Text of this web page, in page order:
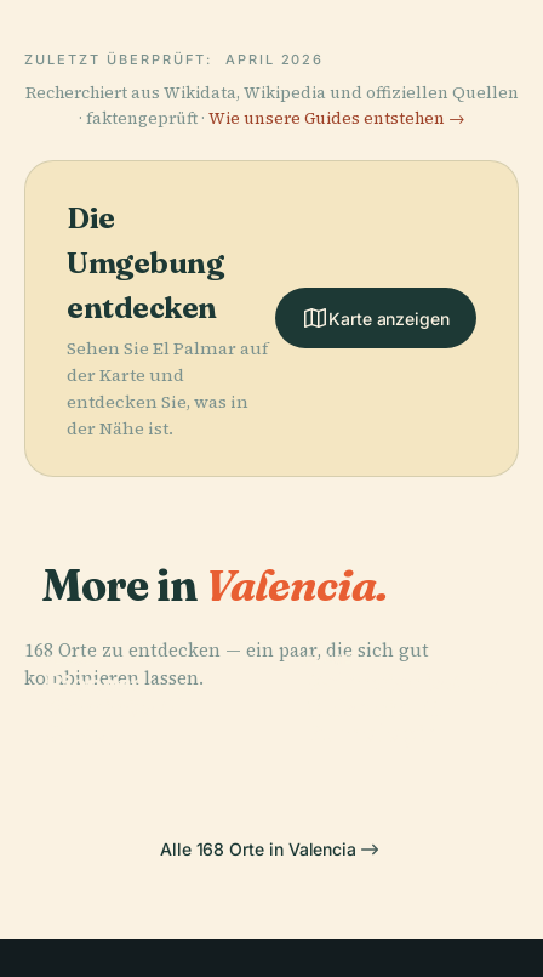
ZULETZT ÜBERPRÜFT: APRIL 2026
Recherchiert aus Wikidata, Wikipedia und offiziellen Quellen
· faktengeprüft · Wie unsere Guides entstehen →
Die
Umgebung
entdecken
Sehen Sie El Palmar auf
der Karte und
entdecken Sie, was in
der Nähe ist.
Karte anzeigen
More in Valencia.
168 Orte zu entdecken — ein paar, die sich gut
kombinieren lassen.
PLACE
Bioparc
PLACE
PLACE
PLACE
Alle 168 Orte in Valencia